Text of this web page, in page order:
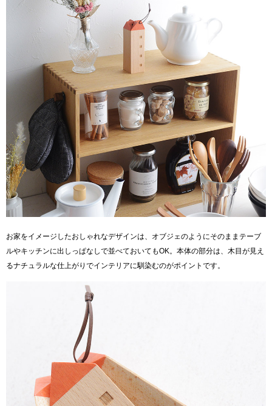
お家をイメージしたおしゃれなデザインは、オブジェのようにそのままテーブ
ルやキッチンに出しっぱなしで並べておいてもOK。本体の部分は、木目が見え
るナチュラルな仕上がりでインテリアに馴染むのがポイントです。